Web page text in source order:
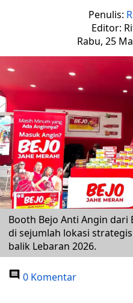
Penulis:
Editor:
Rabu, 25
Booth Bejo Anti Angin dari
di sejumlah lokasi
balik Lebaran 2026.
0 Komentar